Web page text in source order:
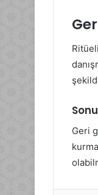
Geri